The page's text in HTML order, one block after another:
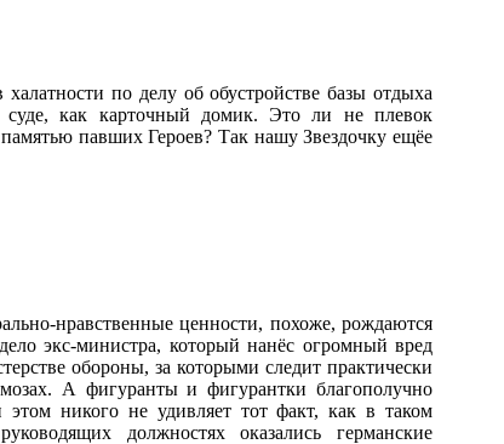
по делу об обустройстве базы отдыха
суде, как карточный домик. Это ли не плевок
павших Героев? Так нашу Звездочку ещёе
нравственные ценности, похоже, рождаются
экс-министра, который нанёс огромный вред
обороны, за которыми следит практически
А фигуранты и фигурантки благополучно
этом никого не удивляет тот факт, как в таком
должностях оказались германские